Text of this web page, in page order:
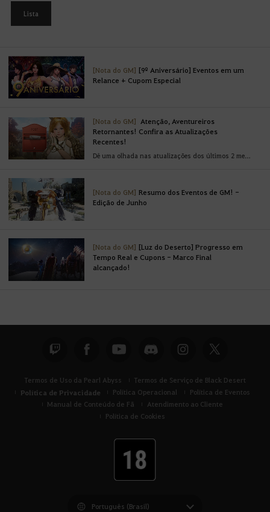
Lista
[Nota do GM] [9º Aniversário] Eventos em um
Relance + Cupom Especial
[Nota do GM] Atenção, Aventureiros
Retornantes! Confira as Atualizações
Recentes!
Dê uma olhada nas atualizações dos últimos 2 meses!
[Nota do GM] Resumo dos Eventos de GM! -
Edição de Junho
[Nota do GM] [Luz do Deserto] Progresso em
Tempo Real e Cupons - Marco Final
alcançado!
Termos de Uso da Pearl Abyss Termos de Serviço de Black Desert
Política de Privacidade Política Operacional
Política de Eventos
Manual de Conteúdo de Fã
Atendimento ao Cliente
Política de Cookies